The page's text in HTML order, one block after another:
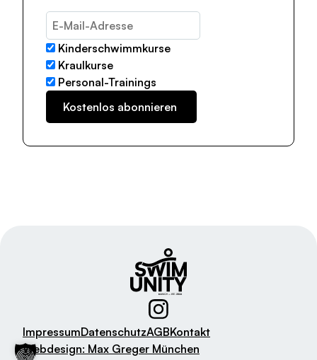
Kinderschwimmkurse
Kraulkurse
Personal-Trainings
ImpressumDatenschutzAGBKontakt
Webdesign: Max Greger München